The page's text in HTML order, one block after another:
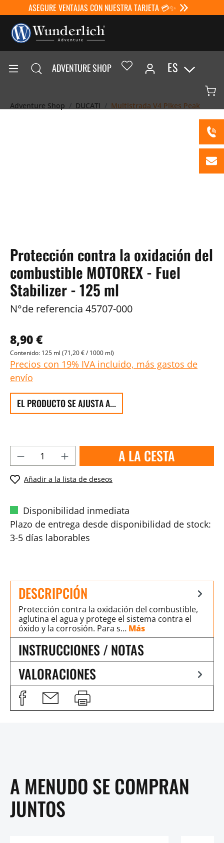
ASEGURE VENTAJAS CON NUESTRA TARJETA 💳✨
ADVENTURE SHOP ES
Adventure Shop DUCATI Multistrada V4 Pikes Peak
Protección contra la oxidación del
combustible MOTOREX - Fuel
Stabilizer - 125 ml
N°de referencia 45707-000
8,90 €
Contenido: 125 ml (71,20 € / 1000 ml)
Precios con 19% IVA incluido, más gastos de
envío
EL PRODUCTO SE AJUSTA A...
A LA CESTA
Añadir a la lista de deseos
Disponibilidad inmediata
Plazo de entrega desde disponibilidad de stock:
3-5 días laborables
DESCRIPCIÓN
Protección contra la oxidación del combustible,
aglutina el agua y protege el sistema contra el
óxido y la corrosión. Para s… Más
INSTRUCCIONES / NOTAS
VALORACIONES
A MENUDO SE COMPRAN
JUNTOS